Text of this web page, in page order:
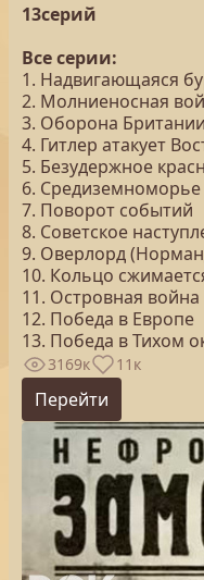
13серий
Все серии:
1. Надвигающаяся
2. Молниеносная
3. Оборона Британии
4. Гитлер атакует
5. Безудержное
6.
7. Поворот событий
8. Советское
9. Оверлорд
10. Кольцо
11. Островная война
12. Победа в Европе
13. Победа в Тихом
3169к 11к
Перейти